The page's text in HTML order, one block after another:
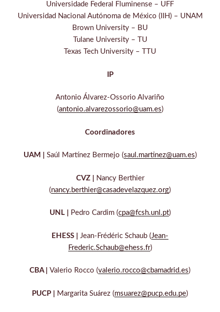
Universidade Federal Fluminense – UFF
Universidad Nacional Autónoma de México (IIH) – UNAM
Brown University – BU
Tulane University – TU
Texas Tech University – TTU
IP
Antonio Álvarez-Ossorio Alvariño
(antonio.alvarezossorio@uam.es)
Coordinadores
UAM | Saúl Martínez Bermejo (saul.martinez@uam.es)
CVZ |
Nancy Berthier
(nancy.berthier@casadevelazquez.org)
UNL | Pedro Cardim (cpa@fcsh.unl.pt)
EHESS | Jean-Frédéric Schaub ( Jean-
Frederic.Schaub@ehess.fr)
CBA | Valerio Rocco (valerio.rocco@cbamadrid.es)
PUCP | Margarita Suárez (msuarez@pucp.edu.pe)